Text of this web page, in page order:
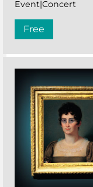
Event|Concert
Free